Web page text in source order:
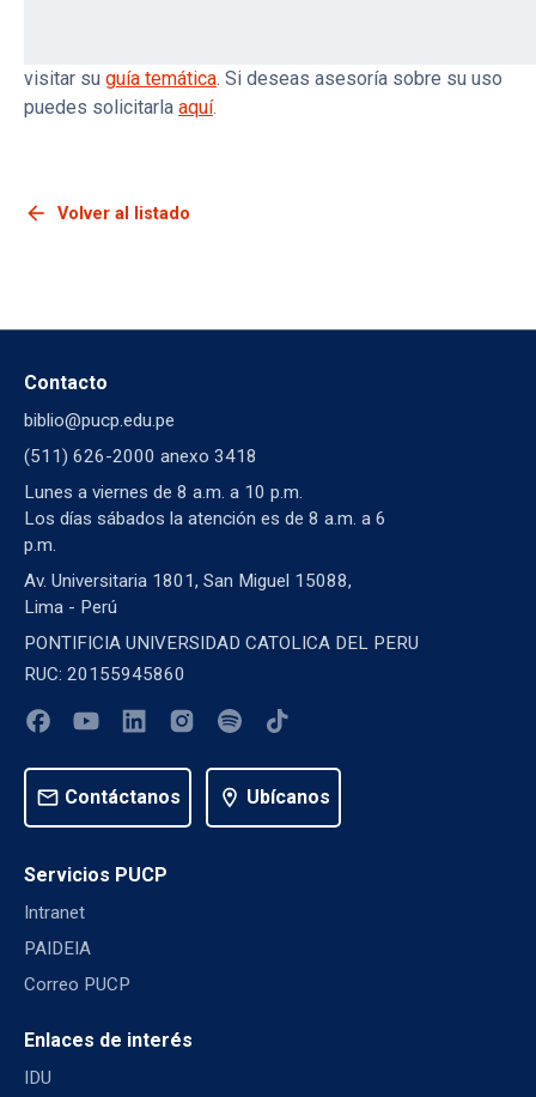
visitar su guía temática. Si deseas asesoría sobre su uso
puedes solicitarla aquí.
arrow_back Volver al listado
Contacto
biblio@pucp.edu.pe
(511) 626-2000 anexo 3418
Lunes a viernes de 8 a.m. a 10 p.m.
Los días sábados la atención es de 8 a.m. a 6
p.m.
Av. Universitaria 1801, San Miguel 15088,
Lima - Perú
PONTIFICIA UNIVERSIDAD CATOLICA DEL PERU
RUC: 20155945860
mail Contáctanos location_on Ubícanos
Servicios PUCP
Intranet
PAIDEIA
Correo PUCP
Enlaces de interés
IDU